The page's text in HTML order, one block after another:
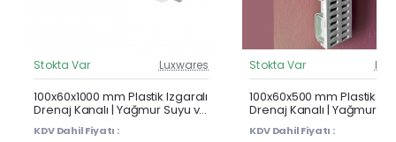
Güncel Fiyat
Çok Satan
Stokta Var Luxwares
100x60x1000 mm Plastik Izgaralı
Drenaj Kanalı | Yağmur Suyu ve
Havuz Kenarı Oluğu
KDV Dahil Fiyatı :
Stokta Var
100x60x500 mm Plastik
Drenaj Kanalı | Yağmur
Havuz Kenarı Oluğu
KDV Dahil Fiyatı :